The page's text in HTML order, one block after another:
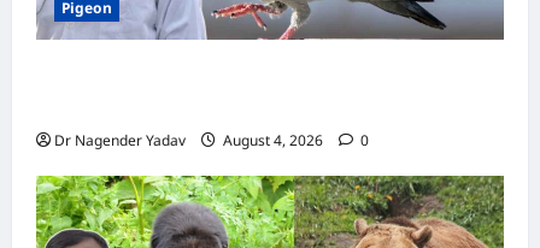
Pigeon
Dr Nagender Yadav August 4, 2026 0